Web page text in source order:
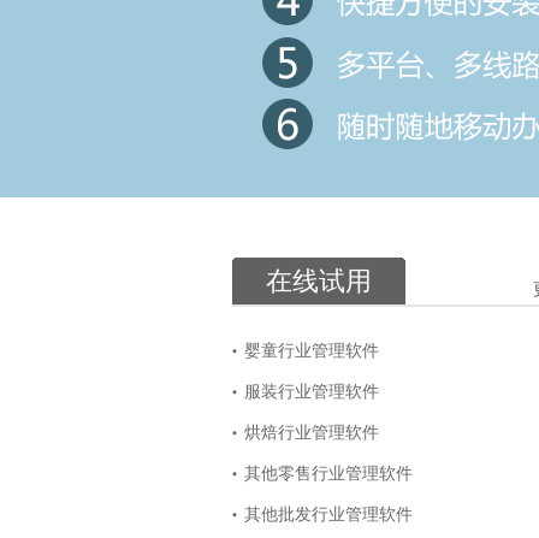
在线试用
婴童行业管理软件
服装行业管理软件
烘焙行业管理软件
其他零售行业管理软件
其他批发行业管理软件